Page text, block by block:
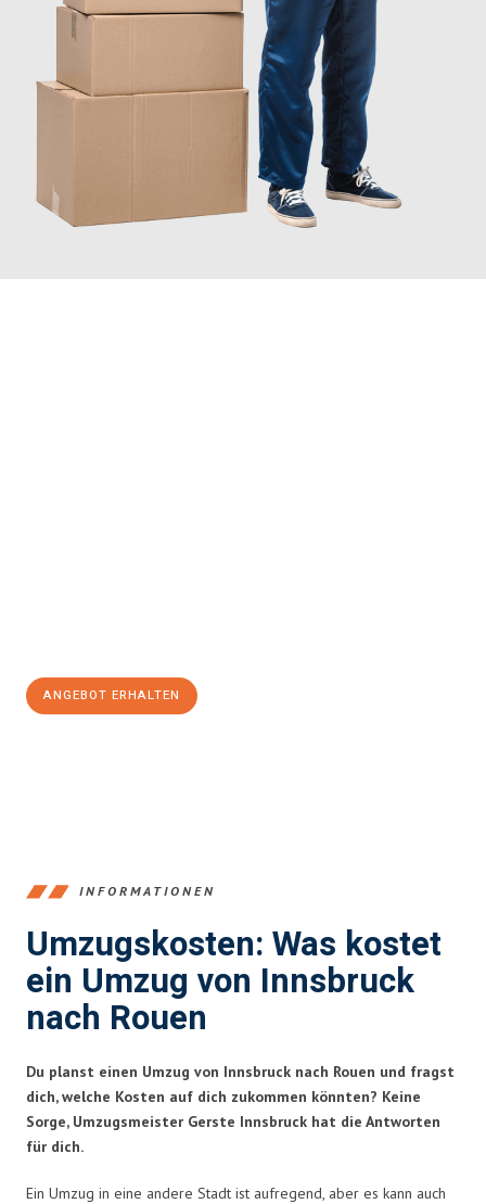
ANGEBOT ERHALTEN
INFORMATIONEN
Umzugskosten: Was kostet
ein Umzug von Innsbruck
nach Rouen
Du planst einen Umzug von Innsbruck nach Rouen und fragst
dich, welche Kosten auf dich zukommen könnten? Keine
Sorge, Umzugsmeister Gerste Innsbruck hat die Antworten
für dich.
Ein Umzug in eine andere Stadt ist aufregend, aber es kann auch